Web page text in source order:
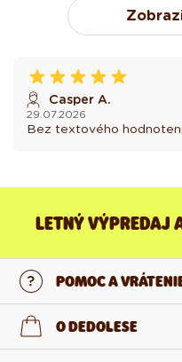
Casper A.
29.07.2026
Bez textového
LETNÝ VÝPREDAJ
POMOC A
Kontaktujte nás
O DEDOLESE